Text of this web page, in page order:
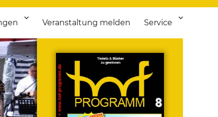
Veranstaltung melden Service